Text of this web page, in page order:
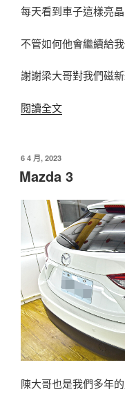
每天看到車子這樣亮
不管如何他會繼續給
謝謝梁大哥對我們磁
閱讀全文〈Lexus
發
佈
於
6 4 月, 2023
Mazda 3
陳大哥也是我們多年